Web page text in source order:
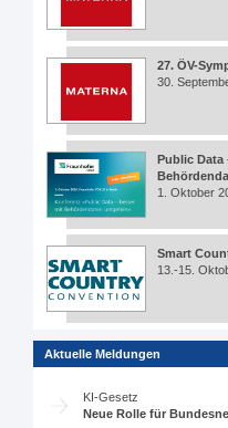
27. ÖV-
30.
Public Data
1. Oktober
Smart
13.-15.
Aktuelle Meldungen
KI-Gesetz
Neue Rolle für